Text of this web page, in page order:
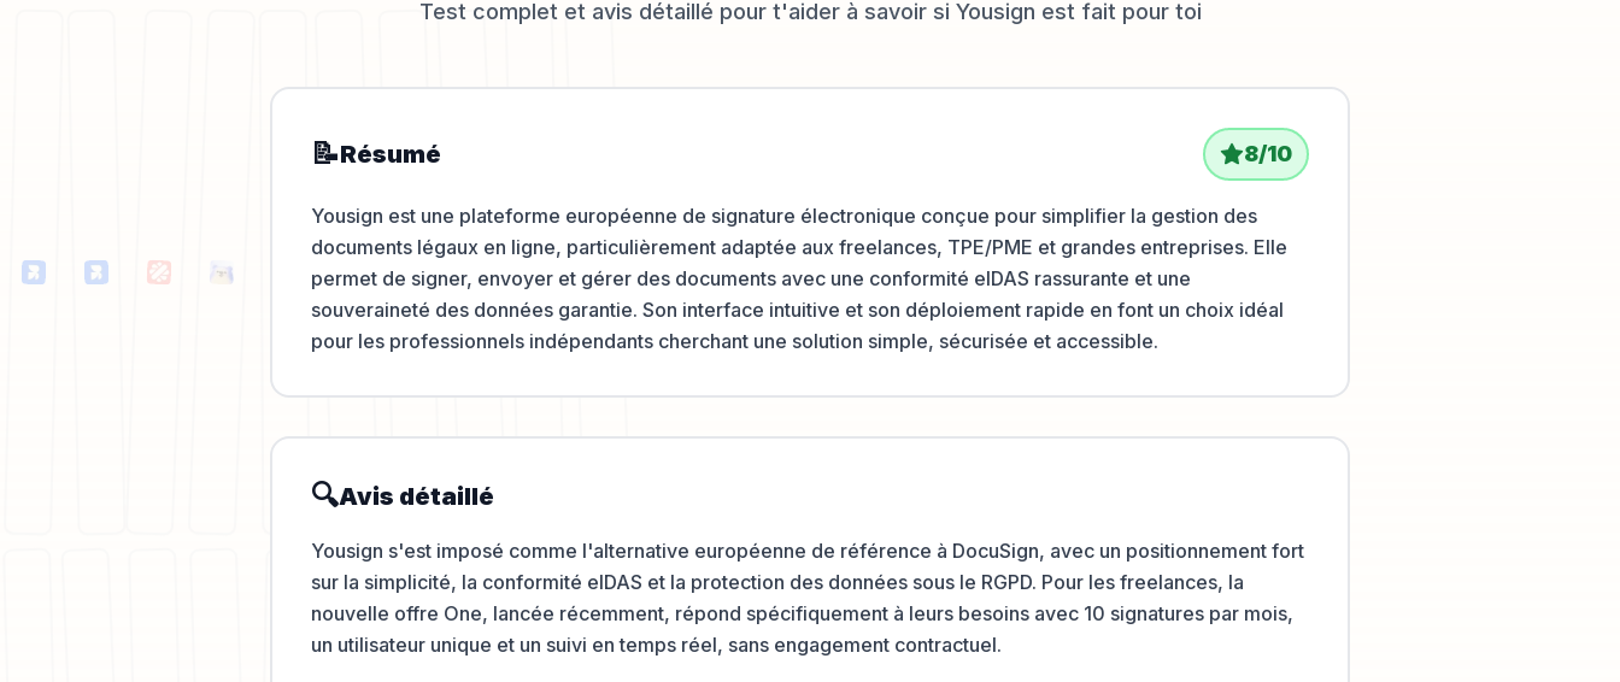
Test complet et avis détaillé pour t'aider à savoir si Yousign est fait pour toi
📝Résumé 8/10
Yousign est une plateforme européenne de signature électronique conçue pour simplifier la gestion des
documents légaux en ligne, particulièrement adaptée aux freelances, TPE/PME et grandes entreprises. Elle
permet de signer, envoyer et gérer des documents avec une conformité eIDAS rassurante et une
souveraineté des données garantie. Son interface intuitive et son déploiement rapide en font un choix idéal
pour les professionnels indépendants cherchant une solution simple, sécurisée et accessible.
🔍Avis détaillé
Yousign s'est imposé comme l'alternative européenne de référence à DocuSign, avec un positionnement fort
sur la simplicité, la conformité eIDAS et la protection des données sous le RGPD. Pour les freelances, la
nouvelle offre One, lancée récemment, répond spécifiquement à leurs besoins avec 10 signatures par mois,
un utilisateur unique et un suivi en temps réel, sans engagement contractuel.